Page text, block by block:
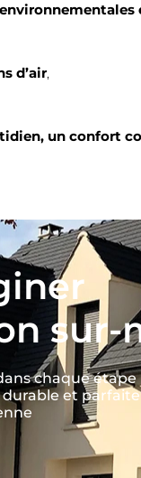
d’air,
un confort
sur-
chaque étape
et